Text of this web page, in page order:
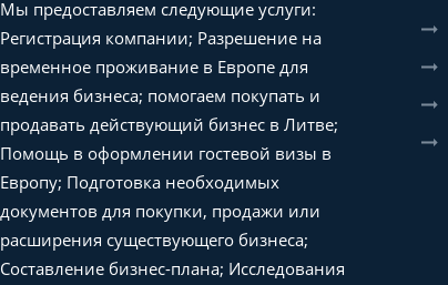
Мы предоставляем следующие услуги:
Регистрация компании; Разрешение на
временное проживание в Европе для
ведения бизнеса; помогаем покупать и
продавать действующий бизнес в Литве;
Помощь в оформлении гостевой визы в
Европу; Подготовка необходимых
документов для покупки, продажи или
расширения существующего бизнеса;
Составление бизнес-плана; Исследования